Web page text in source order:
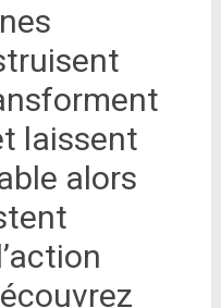
laissent
alors